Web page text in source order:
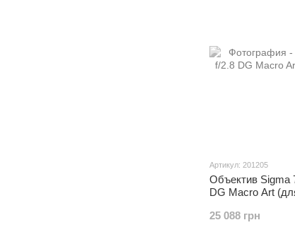
Артикул: 201205
Объектив Sigma
DG Macro Art
25 088 грн